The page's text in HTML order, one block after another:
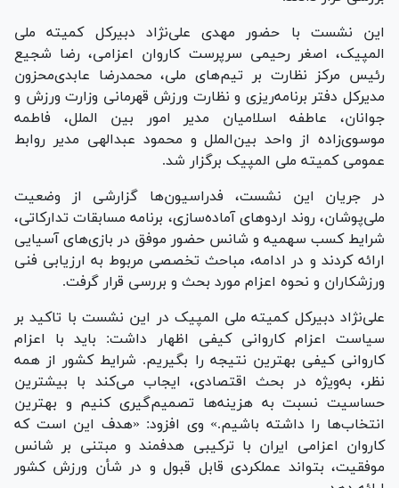
این نشست با حضور مهدی علی‌نژاد دبیرکل کمیته ملی
المپیک، اصغر رحیمی سرپرست کاروان اعزامی، رضا شجیع
رئیس مرکز نظارت بر تیم‌های ملی، محمدرضا عابدی‌محزون
مدیرکل دفتر برنامه‌ریزی و نظارت ورزش قهرمانی وزارت ورزش و
جوانان، عاطفه اسلامیان مدیر امور بین الملل، فاطمه
موسوی‌زاده از واحد بین‌الملل و محمود عبدالهی مدیر روابط
عمومی کمیته ملی المپیک برگزار شد.
در جریان این نشست، فدراسیون‌ها گزارشی از وضعیت
ملی‌پوشان، روند اردو‌های آماده‌سازی، برنامه مسابقات تدارکاتی،
شرایط کسب سهمیه و شانس حضور موفق در بازی‌های آسیایی
ارائه کردند و در ادامه، مباحث تخصصی مربوط به ارزیابی فنی
ورزشکاران و نحوه اعزام مورد بحث و بررسی قرار گرفت.
علی‌نژاد دبیرکل کمیته ملی المپیک در این نشست با تاکید بر
سیاست اعزام کاروانی کیفی اظهار داشت: باید با اعزام
کاروانی کیفی بهترین نتیجه را بگیریم. شرایط کشور از همه
نظر، به‌ویژه در بحث اقتصادی، ایجاب می‌کند با بیشترین
حساسیت نسبت به هزینه‌ها تصمیم‌گیری کنیم و بهترین
انتخاب‌ها را داشته باشیم.» وی افزود: «هدف این است که
کاروان اعزامی ایران با ترکیبی هدفمند و مبتنی بر شانس
موفقیت، بتواند عملکردی قابل قبول و در شأن ورزش کشور